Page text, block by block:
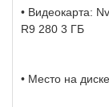
• Видеокарта:
R9 280 3 ГБ
• Место на